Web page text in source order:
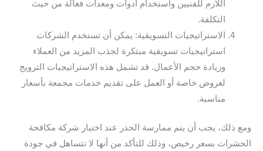
اللازم للفنيين واستخدام أدوات ومعدات فعالة من حيث
التكلفة.
الاستراتيجيات التسويقية: يمكن أن تستخدم الشركات
استراتيجيات تسويقية مبتكرة لجذب المزيد من العملاء
وزيادة حجم الأعمال. قد تشمل هذه الاستراتيجيات الترويج
لعروض خاصة أو العمل على تقديم خدمات مجمعة بأسعار
مناسبة.
ومع ذلك، يجب أن يتم ممارسة الحذر عند اختيار شركة مكافحة
الحشرات بسعر رخيص، وذلك للتأكد من أنها لا تتساهل في جودة